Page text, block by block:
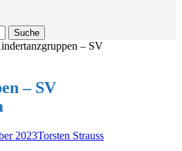
– SV
– SV
2023Autor
Torsten Strauss